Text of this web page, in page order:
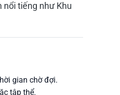
nổi tiếng như Khu
gian chờ đợi.
tập thể.